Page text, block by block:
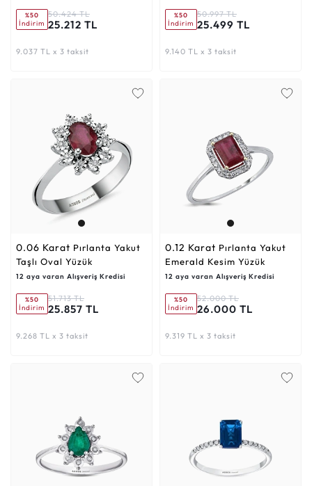
%50
İndirim
50.424 TL
25.212 TL
9.037 TL x 3 taksit
%50
İndirim
50.997 TL
25.499 TL
9.140 TL x 3 taksit
0.06 Karat
Taşlı Oval Yüzük
12 aya varan Alışveriş Kredisi
%50
İndirim
51.713 TL
25.857 TL
9.268 TL x 3 taksit
0.12 Karat
Emerald Kesim Yüzük
12 aya varan Alışveriş Kredisi
%50
İndirim
52.000 TL
26.000 TL
9.319 TL x 3 taksit